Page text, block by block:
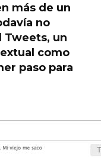
más de un
no
Tweets, un
como
paso para